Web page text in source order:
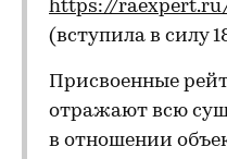
https://
(вступила в силу
Присвоенные
отражают всю
в отношении